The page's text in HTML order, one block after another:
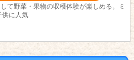
て野菜・果物の収穫体験が楽しめる。ミ
供に人気